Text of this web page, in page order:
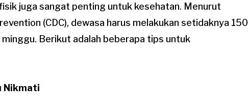
juga sangat penting untuk kesehatan. Menurut
(CDC), dewasa harus melakukan setidaknya 150
Berikut adalah beberapa tips untuk
Nikmati